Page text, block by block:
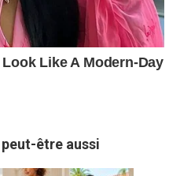
être aussi